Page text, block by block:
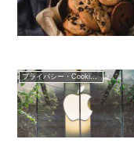
プライバシー・Cookie規制